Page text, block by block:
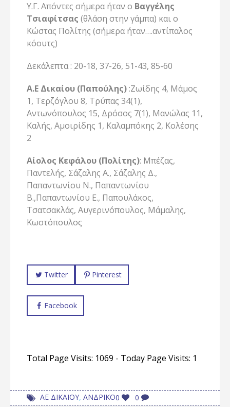
Υ.Γ. Απόντες σήμερα ήταν ο Βαγγέλης
Τσιαφίτσας (θλάση στην γάμπα) και ο
Κώστας Πολίτης (σήμερα ήταν….αντίπαλος
κόουτς)
Δεκάλεπτα : 20-18, 37-26, 51-43, 85-60
Α.Ε Δικαίου (Παπούλης):Ζωίδης 4, Μάμος
1, Τερζόγλου 8, Τρύπας 34(1),
Αντωνόπουλος 15, Δρόσος 7(1), Μανώλας 11,
Καλής, Αμοιρίδης 1, Καλαμπόκης 2, Κολέσης
2
Αίολος Κεφάλου (Πολίτης): Μπέζας,
Παντελής, Σάζαλης Α., Σάζαλης Δ.,
Παπαντωνίου Ν., Παπαντωνίου
Β.,Παπαντωνίου Ε., Παπουλάκος,
Τσατσακλάς, Αυγερινόπουλος, Μάμαλης,
Κωστόπουλος
Twitter Pinterest
Facebook
Total Page Visits: 1069 - Today Page Visits: 1
0
0
ΑΕ ΔΙΚΑΙΟΥ, ΑΝΔΡΙΚΟ